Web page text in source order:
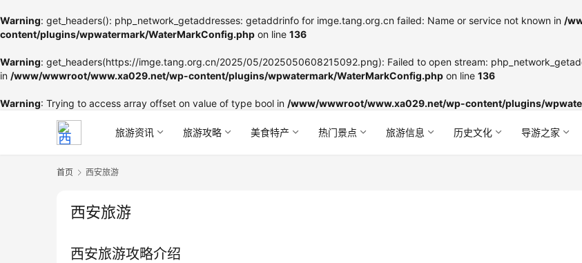
Warning: get_headers(): php_network_getaddresses: getaddrinfo for imge.tang.org.cn failed: Name or service not known in /
content/plugins/wpwatermark/WaterMarkConfig.php on line 136
Warning: get_headers(https://imge.tang.org.cn/2025/05/2025050608215092.png): Failed to open stream:
in /www/wwwroot/www.xa029.net/wp-content/plugins/wpwatermark/WaterMarkConfig.php on line 136
Warning: Trying to access array offset on value of type bool in /www/wwwroot/www.xa029.net/wp-content/plugins/
旅游资讯 旅游攻略 美食特产 热门景点 旅游信息 历史文化 导游之家
首页 西安旅游
西安旅游
西安旅游攻略介绍